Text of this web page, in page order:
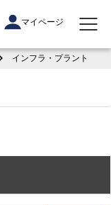
マイページ
インフラ・プラント